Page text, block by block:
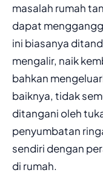
masalah rumah
dapat
ini biasanya
mengalir, naik
bahkan
baiknya, tidak
ditangani oleh
penyumbatan
sendiri dengan
di rumah.